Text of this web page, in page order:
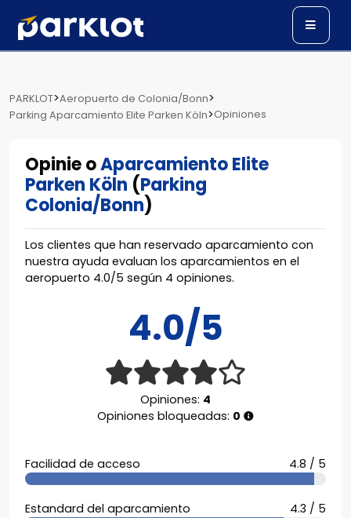
PARKLOT>Aeropuerto de Colonia/Bonn>
Parking Aparcamiento Elite Parken Köln>Opiniones
Opinie oAparcamiento Elite
Parken Köln (Parking
Colonia/Bonn)
Los clientes que han reservado aparcamiento con
nuestra ayuda evaluan los aparcamientos en el
aeropuerto 4.0/5 según 4 opiniones.
4.0/5
Opiniones: 4
Opiniones bloqueadas: 0
Facilidad de acceso 4.8 / 5
Estandard del aparcamiento 4.3 / 5